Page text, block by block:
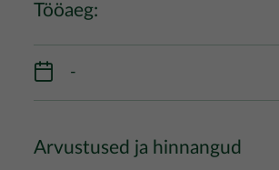
Tööaeg:
-
Arvustused ja hinnangud